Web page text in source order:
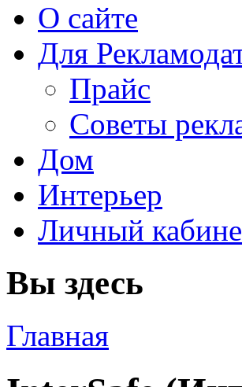
О сайте
Для
Прайс
Советы
Дом
Интерьер
Личный
Вы здесь
Главная